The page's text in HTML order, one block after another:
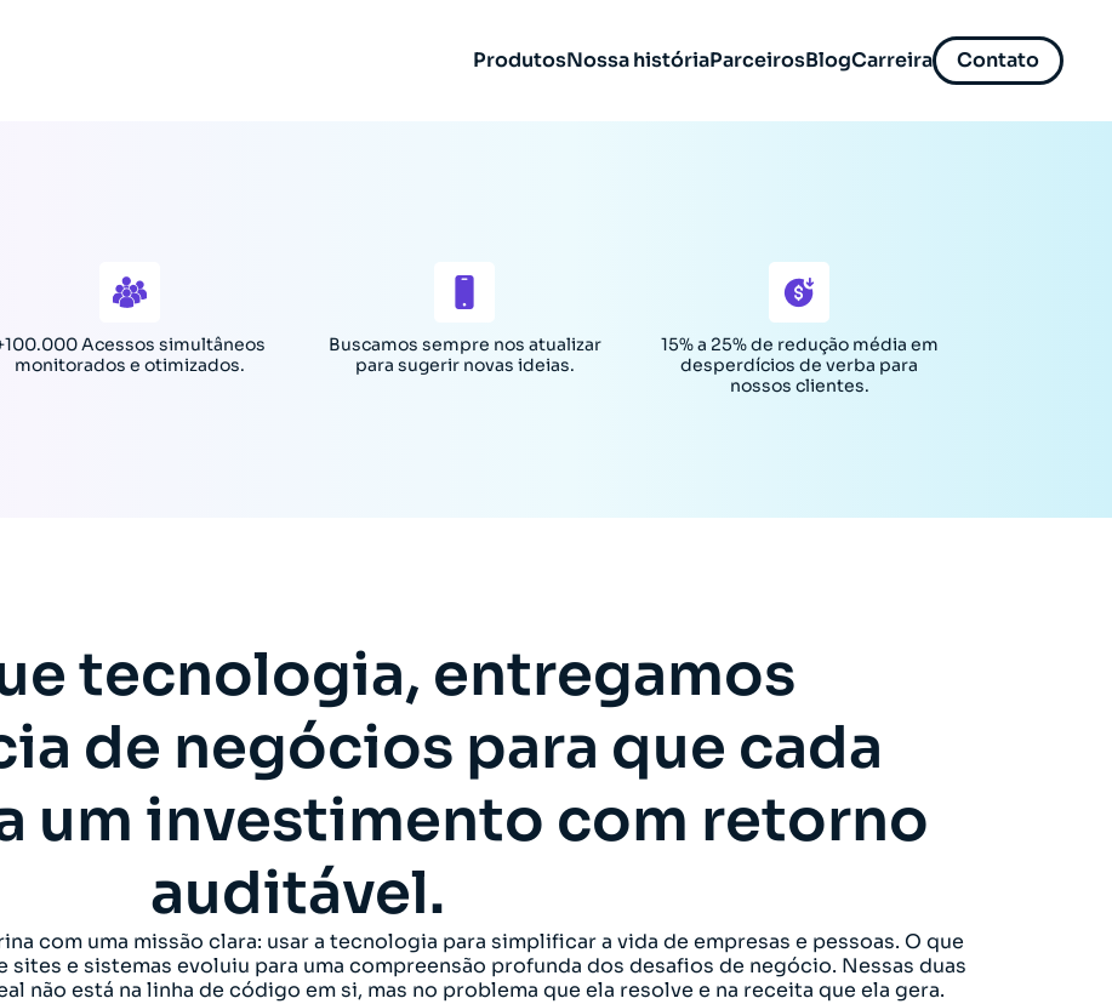
ProdutosNossa históriaParceirosBlogCarreira Contato
Acessos simultâneos
monitorados e otimizados.
Buscamos sempre nos atualizar
para sugerir novas ideias.
15% a 25% de redução média em
desperdícios de verba para
nossos clientes.
tecnologia, entregamos
de negócios para que cada
um investimento com retorno
auditável.
com uma missão clara: usar a tecnologia para simplificar a vida de empresas e pessoas. O que
e sistemas evoluiu para uma compreensão profunda dos desafios de negócio. Nessas duas
não está na linha de código em si, mas no problema que ela resolve e na receita que ela gera.